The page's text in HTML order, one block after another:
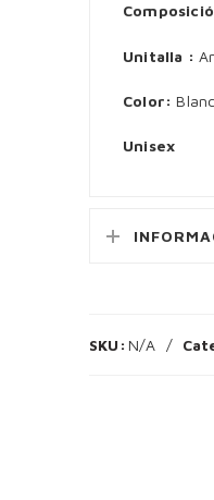
Unitalla :
Color:
Unisex
SKU: N/A